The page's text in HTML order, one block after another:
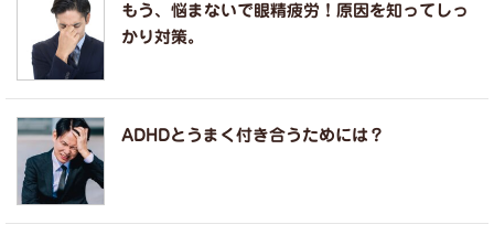
もう、悩まないで眼精疲労！原因を知ってしっ
かり対策。
ADHDとうまく付き合うためには？